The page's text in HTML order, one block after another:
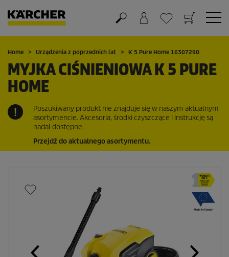
Koszyk
Lista życzeń
Home Urządzenia z poprzednich lat K 5 Pure Home 16307290
MYJKA CIŚNIENIOWA K 5 PURE
HOME
Poszukiwany produkt nie znajduje się w naszym aktualnym
asortymencie. Akcesoria, środki czyszczące i instrukcję są
nadal dostępne.
Przejdź do aktualnego asortymentu.